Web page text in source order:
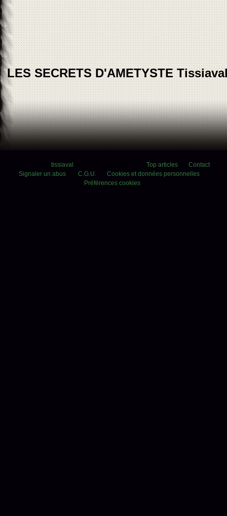
LES SECRETS D'AMETYSTE
tissiaval Top articles
Contact
Signaler un abus
C.G.U.
Cookies et données personnelles
Préférences cookies